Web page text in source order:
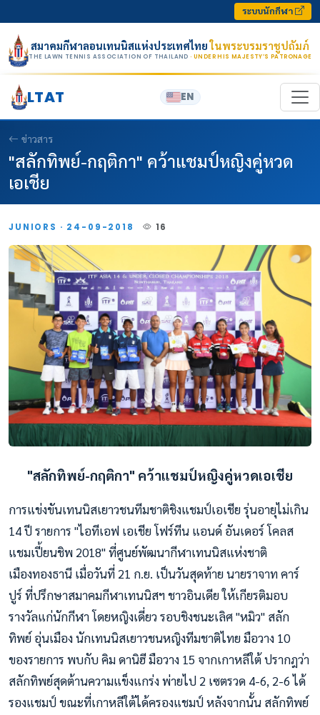
ระบบนักกีฬา
สมาคมกีฬาลอนเทนนิสแห่งประเทศไทยในพระบรมราชูปถัมภ์
THE LAWN TENNIS ASSOCIATION OF THAILAND · UNDER HIS MAJESTY’S PATRONAGE
LTAT EN
ข่าวสาร
"สลักทิพย์-กฤติกา" คว้าแชมป์หญิงคู่หวด
เอเชีย
JUNIORS · 24-09-2018 16
"สลักทิพย์-กฤติกา" คว้าแชมป์หญิงคู่หวดเอเชีย
การแข่งขันเทนนิสเยาวชนทีมชาติชิงแชมป์เอเชีย รุ่นอายุไม่เกิน
14 ปี รายการ "ไอทีเอฟ เอเชีย โฟร์ทีน แอนด์ อันเดอร์ โคลส
แชมเปี้ยนชิพ 2018" ที่ศูนย์พัฒนากีฬาเทนนิสแห่งชาติ
เมืองทองธานี เมื่อวันที่ 21 ก.ย. เป็นวันสุดท้าย นายราจาท คาร์
ปูร์ ที่ปรึกษาสมาคมกีฬาเทนนิสฯ ชาวอินเดีย ให้เกียรติมอบ
รางวัลแก่นักกีฬา โดยหญิงเดี่ยว รอบชิงชนะเลิศ "หมิว" สลัก
ทิพย์ อุ่นเมือง นักเทนนิสเยาวชนหญิงทีมชาติไทย มือวาง 10
ของรายการ พบกับ คิม ดานิฮี มือวาง 15 จากเกาหลีใต้ ปรากฎว่า
สลักทิพย์สุดต้านความแข็งแกร่ง พ่ายไป 2 เซตรวด 4-6, 2-6 ได้
รองแชมป์ ขณะที่เกาหลีใต้ได้ครองแชมป์ หลังจากนั้น สลักทิพย์